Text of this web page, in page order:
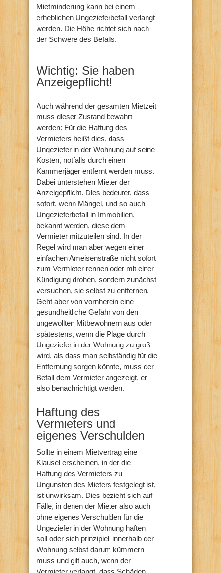
Mietminderung kann bei einem
erheblichen Ungezieferbefall verlangt
werden. Die Höhe richtet sich nach
der Schwere des Befalls.
Wichtig: Sie haben
Anzeigepflicht!
Auch während der gesamten Mietzeit
muss dieser Zustand bewahrt
werden: Für die Haftung des
Vermieters heißt dies, dass
Ungeziefer in der Wohnung auf seine
Kosten, notfalls durch einen
Kammerjäger entfernt werden muss.
Dabei unterstehen Mieter der
Anzeigepflicht. Dies bedeutet, dass
sofort, wenn Mängel, und so auch
Ungezieferbefall in Immobilien,
bekannt werden, diese dem
Vermieter mitzuteilen sind. In der
Regel wird man aber wegen einer
einfachen Ameisenstraße nicht sofort
zum Vermieter rennen oder mit einer
Kündigung drohen, sondern zunächst
versuchen, sie selbst zu entfernen.
Geht aber von vornherein eine
gesundheitliche Gefahr von den
ungewollten Mitbewohnern aus oder
spätestens, wenn die Plage durch
Ungeziefer in der Wohnung zu groß
wird, als dass man selbständig für die
Entfernung sorgen könnte, muss der
Befall dem Vermieter angezeigt, er
also benachrichtigt werden.
Haftung des
Vermieters und
eigenes Verschulden
Sollte in einem Mietvertrag eine
Klausel erscheinen, in der die
Haftung des Vermieters zu
Ungunsten des Mieters festgelegt ist,
ist unwirksam. Dies bezieht sich auf
Fälle, in denen der Mieter also auch
ohne eigenes Verschulden für die
Ungeziefer in der Wohnung haften
soll oder sich prinzipiell innerhalb der
Wohnung selbst darum kümmern
muss und gilt auch, wenn der
Vermieter verlangt, dass Schäden,